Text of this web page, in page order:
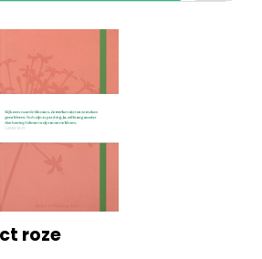
roze